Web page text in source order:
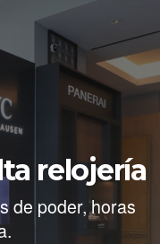
relojería
de poder, horas